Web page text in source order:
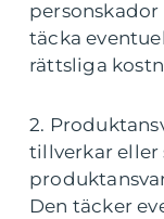
täcka
rättsliga
2.
tillverkar eller
Den täcker